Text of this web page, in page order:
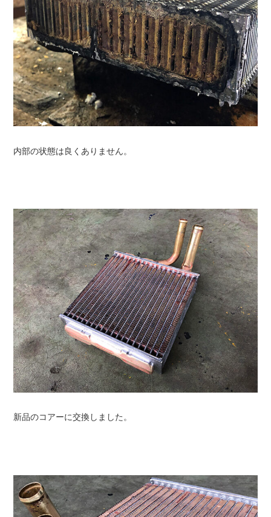
内部の状態は良くありません。
新品のコアーに交換しました。